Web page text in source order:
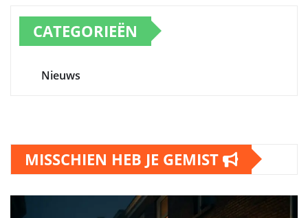
CATEGORIEËN
Nieuws
MISSCHIEN HEB JE GEMIST